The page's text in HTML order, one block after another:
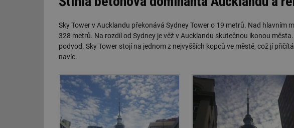
Sky Tower v Aucklandu překonává Sydney Tower o 19 metrů. Nad hlavním
328 metrů. Na rozdíl od Sydney je věž v Aucklandu skutečnou ikonou
podvod. Sky Tower stojí na jednom z nejvyšších kopců ve městě, což jí
navíc.